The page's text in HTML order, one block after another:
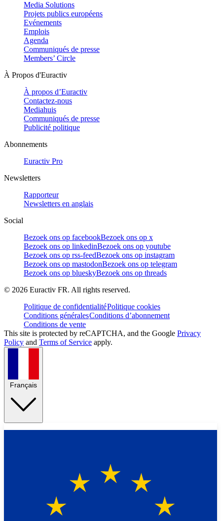
Media Solutions
Projets publics européens
Evénements
Emplois
Agenda
Communiqués de presse
Members’ Circle
À Propos d'Euractiv
À propos d’Euractiv
Contactez-nous
Mediahuis
Communiqués de presse
Publicité politique
Abonnements
Euractiv Pro
Newsletters
Rapporteur
Newsletters en anglais
Social
Bezoek ons op facebookBezoek ons op x
Bezoek ons op linkedinBezoek ons op youtube
Bezoek ons op rss-feedBezoek ons op instagram
Bezoek ons op mastodonBezoek ons op telegram
Bezoek ons op blueskyBezoek ons op threads
© 2026 Euractiv FR. All rights reserved.
Politique de confidentialitéPolitique cookies
Conditions généralesConditions d’abonnement
Conditions de vente
This site is protected by reCAPTCHA, and the Google Privacy
Policy and Terms of Service apply.
Français